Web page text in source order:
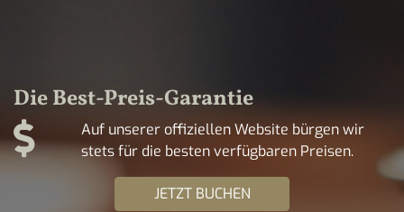
Die Best-Preis-Garantie
Auf unserer offiziellen Website bürgen wir
stets für die besten verfügbaren Preisen.
JETZT BUCHEN